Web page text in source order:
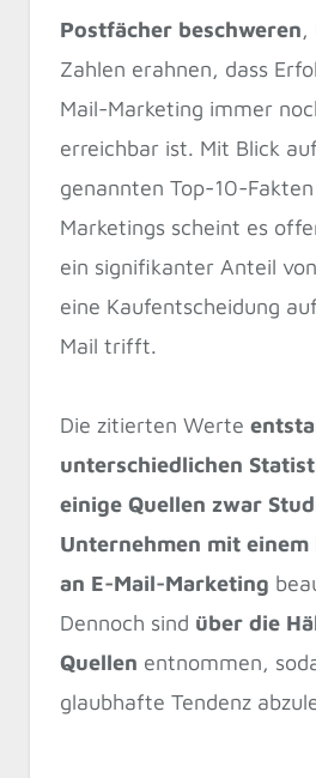
Postfächer beschweren,
Zahlen erahnen, dass
Mail-Marketing immer
erreichbar ist. Mit Blick
genannten Top-10-
Marketings scheint es
ein signifikanter Anteil
eine Kaufentscheidung
Mail trifft.
Die zitierten Werte
unterschiedlichen
einige Quellen zwar
Unternehmen mit einem
an E-Mail-Marketing
Dennoch sind über die
Quellen entnommen,
glaubhafte Tendenz